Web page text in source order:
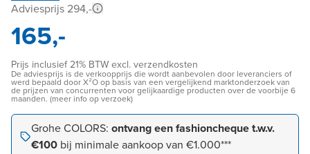
Adviesprijs 294,-
165,-
Prijs inclusief 21% BTW excl. verzendkosten
De adviesprijs is de verkoopprijs die wordt aanbevolen door leveranciers of
werd bepaald door X²O op basis van een vergelijkend marktonderzoek van
de prijzen van concurrenten voor gelijkaardige producten over de voorbije 6
maanden. (meer info op verzoek)
Grohe COLORS: ontvang een fashioncheque t.w.v.
€100 bij minimale aankoop van €1.000***